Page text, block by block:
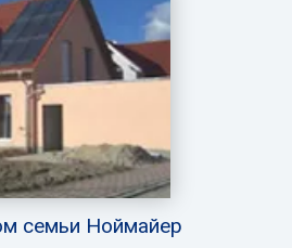
семьи Ноймайер